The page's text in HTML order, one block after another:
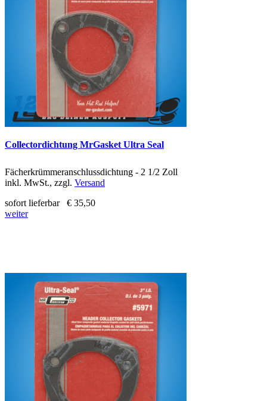
Collectordichtung MrGasket Ultra Seal
Fächerkrümmeranschlussdichtung - 2 1/2 Zoll
inkl. MwSt., zzgl. Versand
sofort lieferbar
€ 35,50
weiter